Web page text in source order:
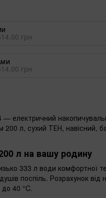
грн
грн
— електричний
200 л, сухий ТЕН, навісний,
л на вашу родину
333 л води комфортної
поспіль. Розрахунок від
до 40 °C.